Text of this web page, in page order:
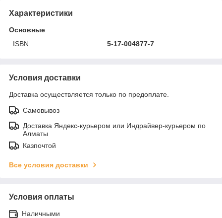
Характеристики
Основные
ISBN
5-17-004877-7
Условия доставки
Доставка осуществляется только по предоплате.
Самовывоз
Доставка Яндекс-курьером или Индрайвер-курьером по
Алматы
Казпочтой
Все условия доставки
Условия оплаты
Наличными